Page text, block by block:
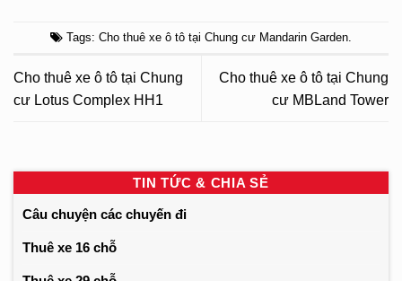
Tags: Cho thuê xe ô tô tại Chung cư Mandarin Garden
Cho thuê xe ô tô tại Chung
cư Lotus Complex HH1
Cho thuê xe ô tô tại Chung
cư MBLand Tower
TIN TỨC & CHIA SẺ
Câu chuyện các chuyến đi
Thuê xe 16 chỗ